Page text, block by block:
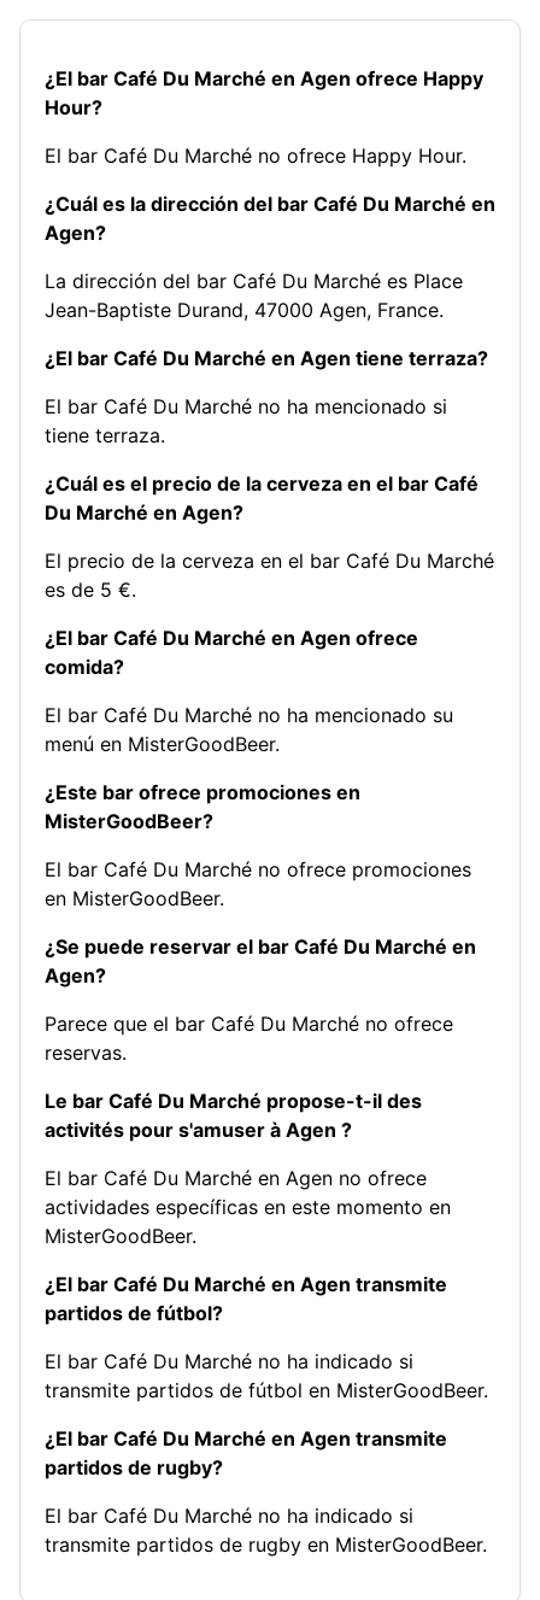
¿El bar Café Du Marché en Agen ofrece Happy
Hour?
El bar Café Du Marché no ofrece Happy Hour.
¿Cuál es la dirección del bar Café Du Marché en
Agen?
La dirección del bar Café Du Marché es Place
Jean-Baptiste Durand, 47000 Agen, France.
¿El bar Café Du Marché en Agen tiene terraza?
El bar Café Du Marché no ha mencionado si
tiene terraza.
¿Cuál es el precio de la cerveza en el bar Café
Du Marché en Agen?
El precio de la cerveza en el bar Café Du Marché
es de 5 €.
¿El bar Café Du Marché en Agen ofrece
comida?
El bar Café Du Marché no ha mencionado su
menú en MisterGoodBeer.
¿Este bar ofrece promociones en
MisterGoodBeer?
El bar Café Du Marché no ofrece promociones
en MisterGoodBeer.
¿Se puede reservar el bar Café Du Marché en
Agen?
Parece que el bar Café Du Marché no ofrece
reservas.
Le bar Café Du Marché propose-t-il des
activités pour s'amuser à Agen ?
El bar Café Du Marché en Agen no ofrece
actividades específicas en este momento en
MisterGoodBeer.
¿El bar Café Du Marché en Agen transmite
partidos de fútbol?
El bar Café Du Marché no ha indicado si
transmite partidos de fútbol en MisterGoodBeer.
¿El bar Café Du Marché en Agen transmite
partidos de rugby?
El bar Café Du Marché no ha indicado si
transmite partidos de rugby en MisterGoodBeer.